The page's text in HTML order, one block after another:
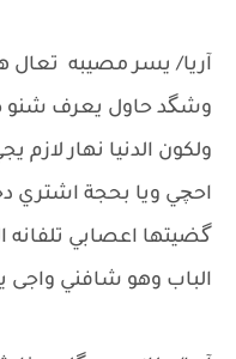
آريا/ يسر مصيبه
وشگد حاول يعرف شنو
ولكون الدنيا نهار
احچي ويا بحجة اشتري
گضيتها اعصابي
الباب وهو شافني واجى